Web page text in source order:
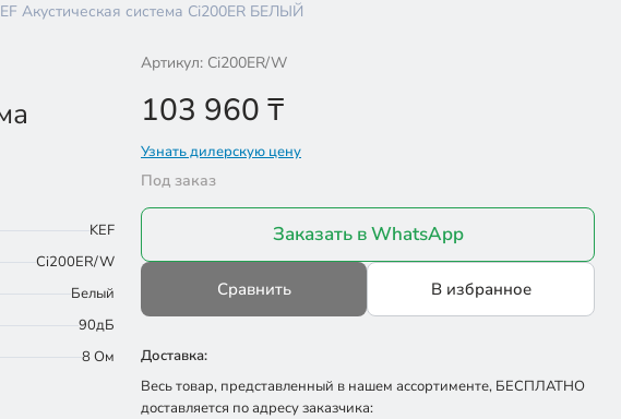
Акустическая система Ci200ER БЕЛЫЙ
KEF
Ci200ER/W
Белый
90дБ
8 Ом
Артикул: Ci200ER/W
103 960 ₸
Узнать дилерскую цену
Под заказ
Заказать в WhatsApp
Сравнить В избранное
Доставка:
Весь товар, представленный в нашем ассортименте, БЕСПЛАТНО
доставляется по адресу заказчика: